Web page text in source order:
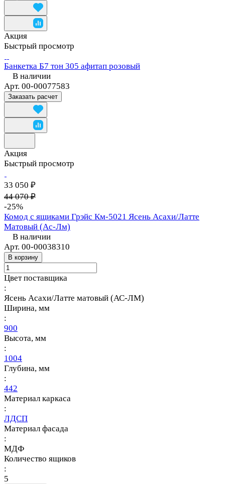
Акция
Быстрый просмотр
Банкетка Б7 тон 305 афитап розовый
В наличии
Арт. 00-00077583
Заказать расчет
Акция
Быстрый просмотр
33 050 ₽
44 070 ₽
-25%
Комод с ящиками Грэйс Км-5021 Ясень Асахи/Латте
Матовый (Ас-Лм)
В наличии
Арт. 00-00038310
В корзину
Цвет поставщика
:
Ясень Асахи/Латте матовый (АС-ЛМ)
Ширина, мм
:
900
Высота, мм
:
1004
Глубина, мм
:
442
Материал каркаса
:
ЛДСП
Материал фасада
:
МДФ
Количество ящиков
:
5